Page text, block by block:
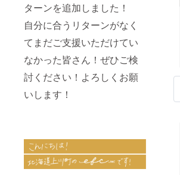
ターンを追加しました！
自分に合うリターンがなく
てまだご支援いただけてい
なかった皆さん！ぜひご検
討ください！よろしくお願
いします！